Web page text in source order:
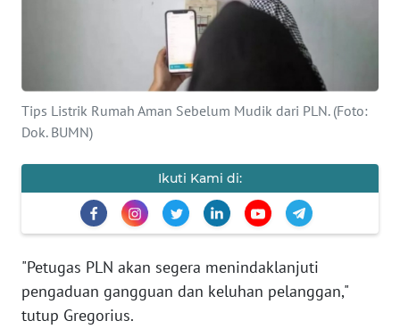
Tips Listrik Rumah Aman Sebelum Mudik dari PLN. (Foto:
Dok. BUMN)
Ikuti Kami di:
"Petugas PLN akan segera menindaklanjuti
pengaduan gangguan dan keluhan pelanggan,"
tutup Gregorius.
BERITA
KONTAK
TENTANG
KAMI